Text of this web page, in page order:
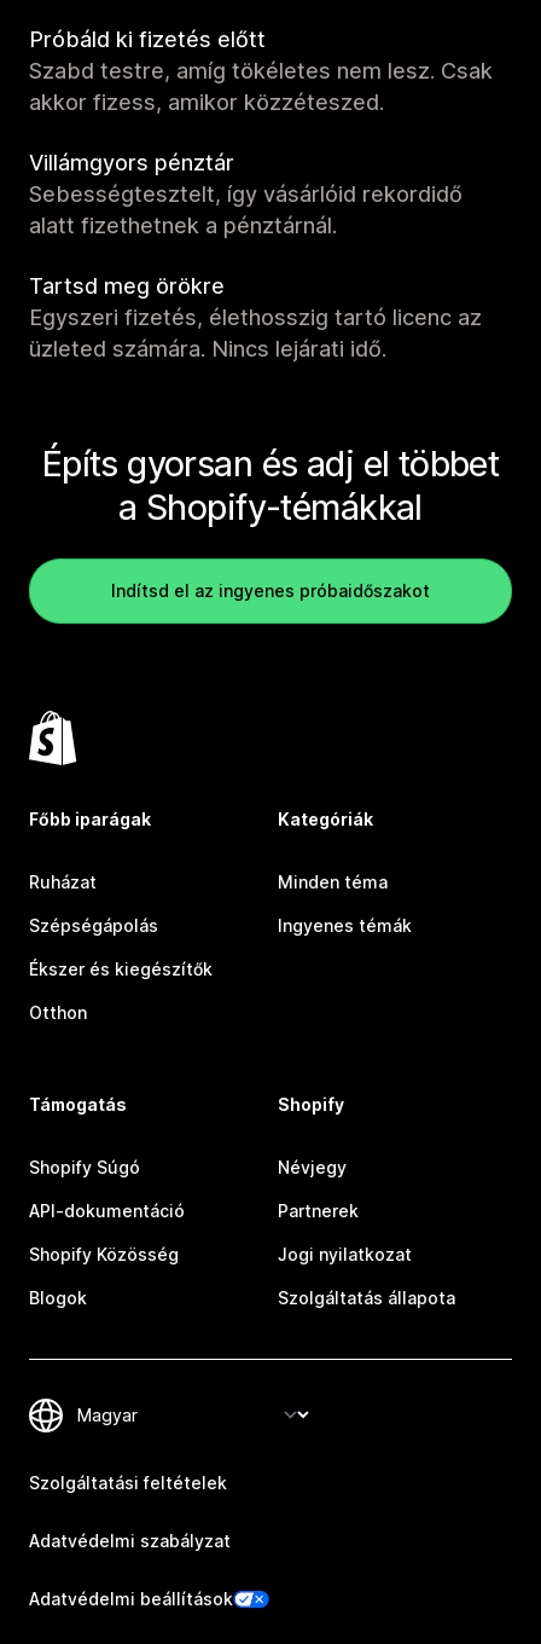
Próbáld ki fizetés előtt
Szabd testre, amíg tökéletes nem lesz. Csak
akkor fizess, amikor közzéteszed.
Villámgyors pénztár
Sebességtesztelt, így vásárlóid rekordidő
alatt fizethetnek a pénztárnál.
Tartsd meg örökre
Egyszeri fizetés, élethosszig tartó licenc az
üzleted számára. Nincs lejárati idő.
Építs gyorsan és adj el többet
a Shopify-témákkal
Indítsd el az ingyenes próbaidőszakot
Főbb iparágak
Ruházat
Szépségápolás
Ékszer és kiegészítők
Otthon
Kategóriák
Minden téma
Ingyenes témák
Támogatás
Shopify Súgó
API-dokumentáció
Shopify Közösség
Blogok
Shopify
Névjegy
Partnerek
Jogi nyilatkozat
Szolgáltatás állapota
Szolgáltatási feltételek
Adatvédelmi szabályzat
Adatvédelmi beállítások